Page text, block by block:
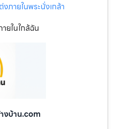
ภายในพระนั่งเกล้า
ยในใกล้ฉัน
งบ้าน.com